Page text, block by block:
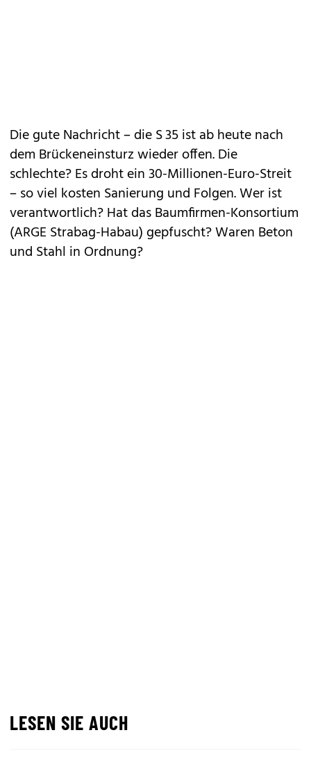
Die gute Nachricht – die S 35 ist ab heute nach
dem Brückeneinsturz wieder offen. Die
schlechte? Es droht ein 30-Millionen-Euro-Streit
– so viel kosten Sanierung und Folgen. Wer ist
verantwortlich? Hat das Baumfirmen-Konsortium
(ARGE Strabag-Habau) gepfuscht? Waren Beton
und Stahl in Ordnung?
LESEN SIE AUCH